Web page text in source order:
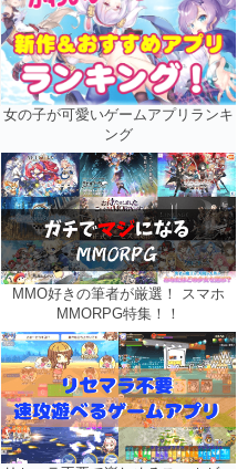
女の子が可愛いゲームアプリランキ
ング
MMO好きの筆者が厳選！ スマホ
MMORPG特集！！